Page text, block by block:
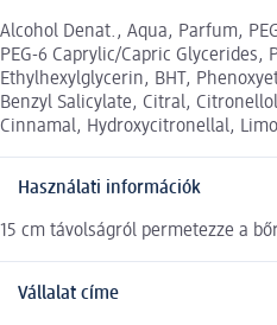
Alcohol Denat., Aqua, Parfum,
PEG-6 Caprylic/Capric Glycerides,
Ethylhexylglycerin, BHT,
Benzyl Salicylate, Citral,
Cinnamal, Hydroxycitronellal,
Használati információk
15 cm távolságról permetezze a
Vállalat címe